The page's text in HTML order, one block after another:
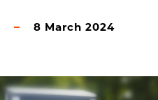
8 March 2024